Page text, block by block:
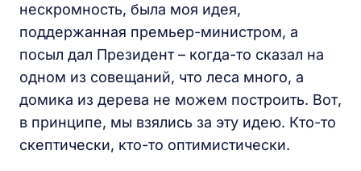
нескромность, была моя идея,
поддержанная премьер-министром, а
посыл дал Президент – когда-то сказал на
одном из совещаний, что леса много, а
домика из дерева не можем построить. Вот,
в принципе, мы взялись за эту идею. Кто-то
скептически, кто-то оптимистически.